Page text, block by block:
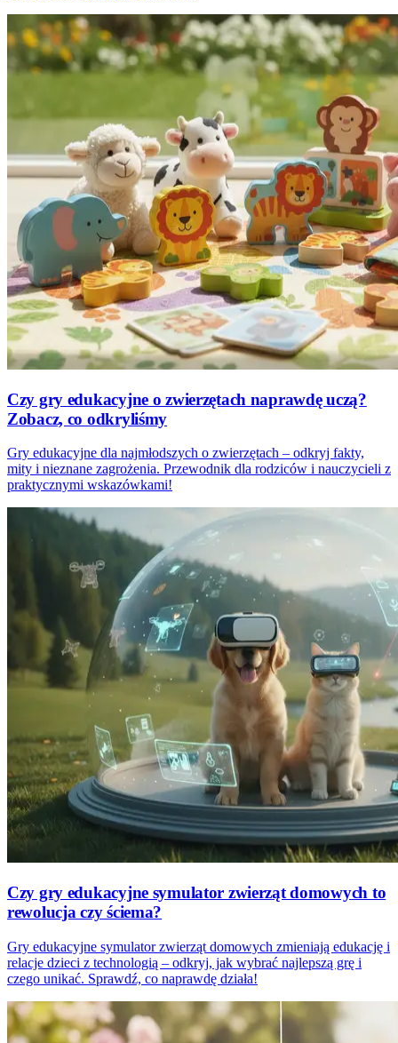
Czy gry edukacyjne o zwierzętach naprawdę uczą?
Zobacz, co odkryliśmy
Gry edukacyjne dla najmłodszych o zwierzętach – odkryj fakty,
mity i nieznane zagrożenia. Przewodnik dla rodziców i nauczycieli z
praktycznymi wskazówkami!
Czy gry edukacyjne symulator zwierząt domowych to
rewolucja czy ściema?
Gry edukacyjne symulator zwierząt domowych zmieniają edukację i
relacje dzieci z technologią – odkryj, jak wybrać najlepszą grę i
czego unikać. Sprawdź, co naprawdę działa!